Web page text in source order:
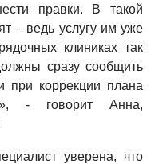
правки. В такой
– ведь услугу им уже
клиниках так
сразу сообщить
при коррекции плана
- говорит Анна,
уверена, что